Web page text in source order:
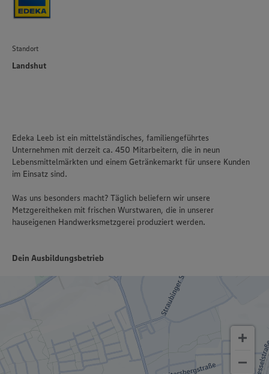
Standort
Landshut
Edeka Leeb ist ein mittelständisches, familiengeführtes
Unternehmen mit derzeit ca. 450 Mitarbeitern, die in neun
Lebensmittelmärkten und einem Getränkemarkt für unsere Kunden
im Einsatz sind.
Was uns besonders macht? Täglich beliefern wir unsere
Metzgereitheken mit frischen Wurstwaren, die in unserer
hauseigenen Handwerksmetzgerei produziert werden.
Dein Ausbildungsbetrieb